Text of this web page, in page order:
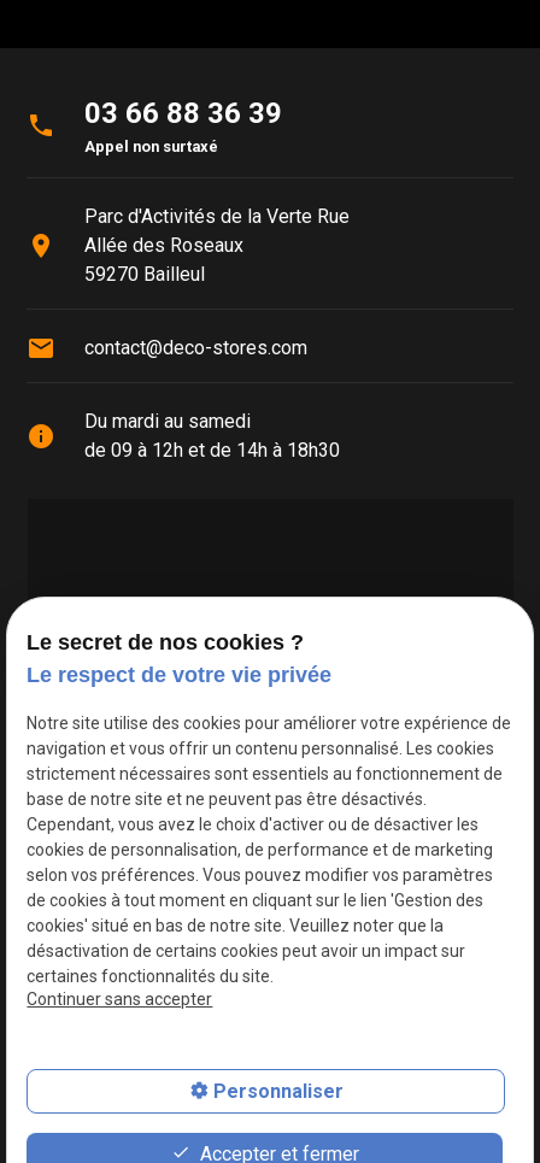
phone 03 66 88 36 39
Appel non surtaxé
place
Parc d'Activités de la Verte Rue
Allée des Roseaux
59270 Bailleul
mail contact@deco-stores.com
info
Du mardi au samedi
de 09 à 12h et de 14h à 18h30
Google Maps Search API est désactivé.
Plan du site
Mentions légales
Le secret de nos cookies ?
Le respect de votre vie privée
Notre site utilise des cookies pour améliorer votre expérience de
navigation et vous offrir un contenu personnalisé. Les cookies
strictement nécessaires sont essentiels au fonctionnement de
base de notre site et ne peuvent pas être désactivés.
Cependant, vous avez le choix d'activer ou de désactiver les
cookies de personnalisation, de performance et de marketing
selon vos préférences. Vous pouvez modifier vos paramètres
de cookies à tout moment en cliquant sur le lien 'Gestion des
cookies' situé en bas de notre site. Veuillez noter que la
désactivation de certains cookies peut avoir un impact sur
certaines fonctionnalités du site.
Continuer sans accepter
Personnaliser
Accepter et fermer